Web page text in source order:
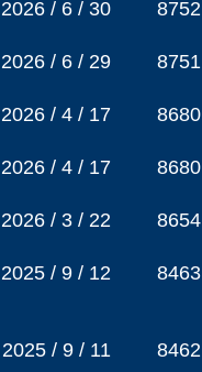
2026 / 6 / 30 8752
2026 / 6 / 29 8751
2026 / 4 / 17 8680
2026 / 4 / 17 8680
2026 / 3 / 22 8654
2025 / 9 / 12 8463
2025 / 9 / 11 8462